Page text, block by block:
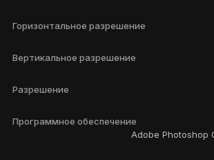
Горизонтальное разрешение
Вертикальное разрешение
Разрешение
Программное обеспечение
Adobe Photoshop